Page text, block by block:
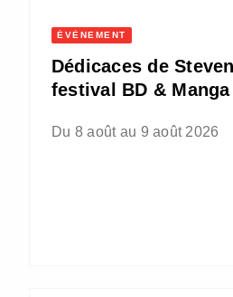
ÉVÈNEMENT
Dédicaces de
festival BD &
Du 8 août au 9 août 2026